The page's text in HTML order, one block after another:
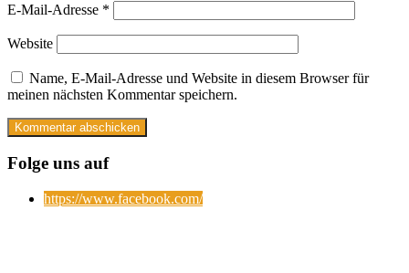
E-Mail-Adresse *
Website
Name, E-Mail-Adresse und Website in diesem Browser für
meinen nächsten Kommentar speichern.
Folge uns auf
https://www.facebook.com/